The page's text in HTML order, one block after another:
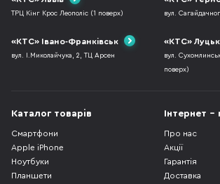
ТРЦ Кінг Крос Леополіс (1 поверх) вул.
«КТС» Івано-Франківськ
вул. І.Миколайчука, 2, ТЦ Арсен
«КТС» Луцьк
вул.
поверх)
Каталог товарів
Смартфони
Apple iPhone
Ноутбуки
Планшети
Інтернет -
Про нас
Акції
Гарантія
Доставка